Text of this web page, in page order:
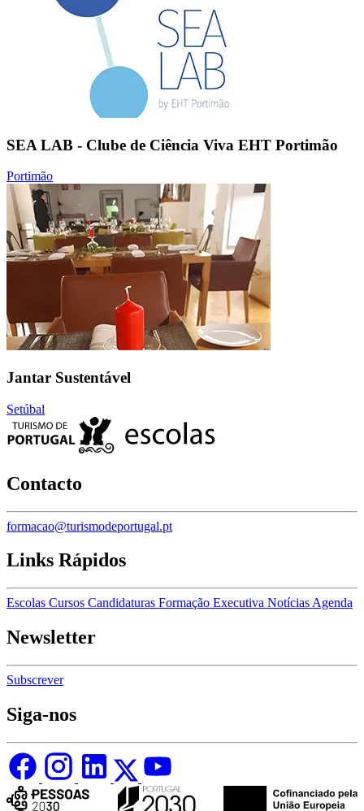
SEA LAB - Clube de Ciência Viva EHT Portimão
Portimão
Jantar Sustentável
Setúbal
Contacto
formacao@turismodeportugal.pt
Links Rápidos
Escolas Cursos Candidaturas Formação Executiva Notícias Agenda
Newsletter
Subscrever
Siga-nos